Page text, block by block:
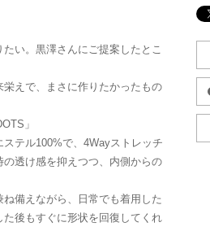
い。黒澤さんにご提案したとこ
えで、まさに作りたかったもの
」
テル100%で、4Wayストレッチ
の透け感を抑えつつ、内側からの
備えながら、日常でも着用した
後もすぐに形状を回復してくれ